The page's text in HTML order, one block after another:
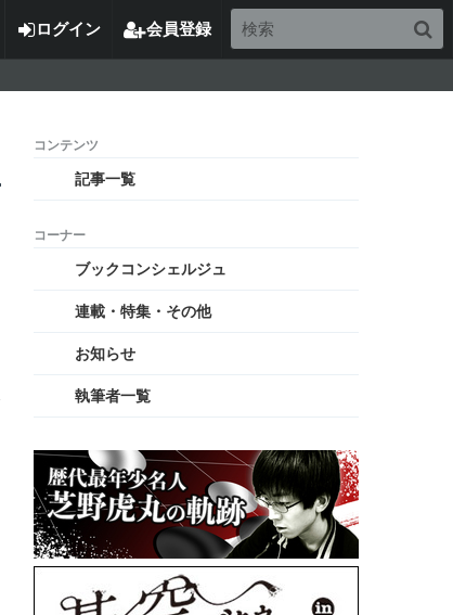
ログイン 会員登録
記事一覧
ブックコンシェルジュ
連載・特集・その他
お知らせ
執筆者一覧